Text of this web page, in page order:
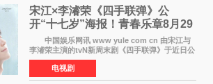
宋江×李濬荣《四手联弹》公
开“十七岁”海报！青春乐章8月29
日奏响
中国娱乐网讯 www yule com cn 由宋江与
李濬荣主演的tvN新周末剧《四手联弹》于近日公
开十七岁版海报，以充满青春气息的画面再度点
燃观众期待。 海报中，宋江与李濬荣并肩站
在音乐教室的
电视剧